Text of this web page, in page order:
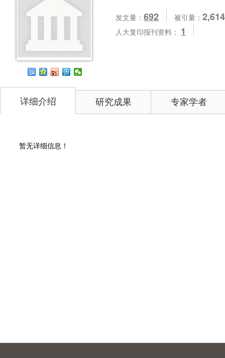
发文量： 692 被引量： 2,614
人大复印报刊资料： 1
详细介绍 研究成果 专家学者
暂无详细信息！